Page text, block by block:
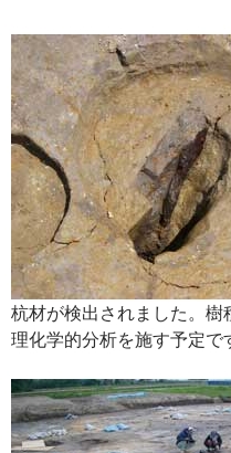
ッ
プ
杭材が検出されました。樹
理化学的分析を施す予定で